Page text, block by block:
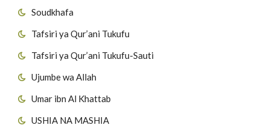
Soudkhafa
Tafsiri ya Qur’ani Tukufu
Tafsiri ya Qur’ani Tukufu-Sauti
Ujumbe wa Allah
Umar ibn Al Khattab
USHIA NA MASHIA